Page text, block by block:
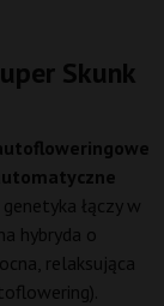
Skunk
łączy w
hybryda o
relaksująca